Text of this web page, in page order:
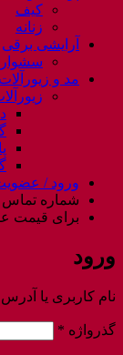
کیف
زنانه
آرایشی برقی
سشوار
مد و زیورآلات
ورود /
شماره تماس 09302776629
برای قیمت
ورود
نام کاربری یا آدرس
گذرواژه *